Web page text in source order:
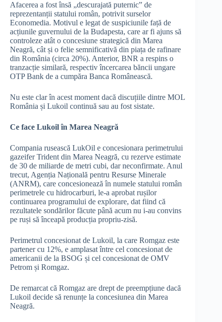
Afacerea a fost însă „descurajată puternic” de
reprezentanții statului român, potrivit surselor
Economedia. Motivul e legat de suspiciunile față de
acțiunile guvernului de la Budapesta, care ar fi ajuns să
controleze atât o concesiune strategică din Marea
Neagră, cât și o felie semnificativă din piața de rafinare
din România (circa 20%). Anterior, BNR a respins o
tranzacție similară, respectiv încercarea băncii ungare
OTP Bank de a cumpăra Banca Românească.
Nu este clar în acest moment dacă discuțiile dintre MOL
România și Lukoil continuă sau au fost sistate.
Ce face Lukoil în Marea Neagră
Compania rusească LukOil e concesionara perimetrului
gazeifer Trident din Marea Neagră, cu rezerve estimate
de 30 de miliarde de metri cubi, dar neconfirmate. Anul
trecut, Agenția Națională pentru Resurse Minerale
(ANRM), care concesionează în numele statului român
perimetrele cu hidrocarburi, le-a aprobat rușilor
continuarea programului de explorare, dat fiind că
rezultatele sondărilor făcute până acum nu i-au convins
pe ruși să înceapă producția propriu-zisă.
Perimetrul concesionat de Lukoil, la care Romgaz este
partener cu 12%, e amplasat între cel concesionat de
americanii de la BSOG și cel concesionat de OMV
Petrom și Romgaz.
De remarcat că Romgaz are drept de preempțiune dacă
Lukoil decide să renunțe la concesiunea din Marea
Neagră.